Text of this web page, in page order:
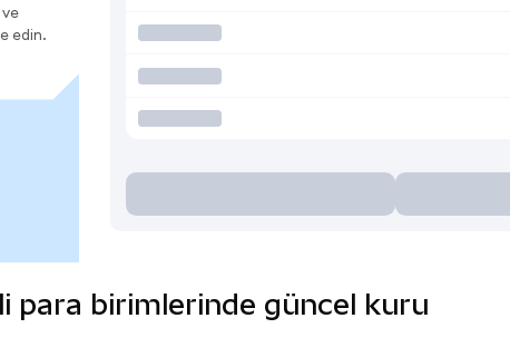
edin.
para birimlerinde güncel kuru